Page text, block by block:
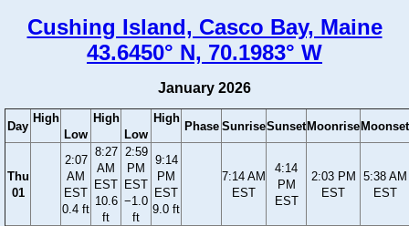
Cushing Island, Casco Bay, Maine
43.6450° N, 70.1983° W
January 2026
Day
High
Low
High
Low
High
Phase SunriseSunset Moonrise Moonset
Thu
01
2:07
AM
EST
0.4 ft
8:27
AM
EST
10.6
ft
2:59
PM
EST
−1.0
ft
9:14
PM
EST
9.0 ft
7:14 AM
EST
4:14
PM
EST
2:03 PM
EST
5:38 AM
EST